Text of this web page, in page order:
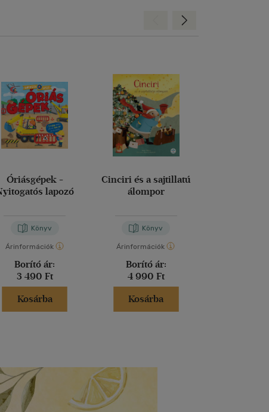
Óriásgépek -
lapozó
Könyv
Árinformációk
Borító ár:
3 490 Ft
Kosárba
Cinciri és a sajtillatú
álompor
Könyv
Árinformációk
Borító ár:
4 990 Ft
Kosárba
Előre